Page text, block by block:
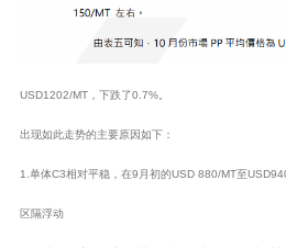
USD1202/MT，下跌了0.7%。
出现如此走势的主要原因如下：
1.单体C3相对平稳，在9月初的USD 880/MT至
区隔浮动